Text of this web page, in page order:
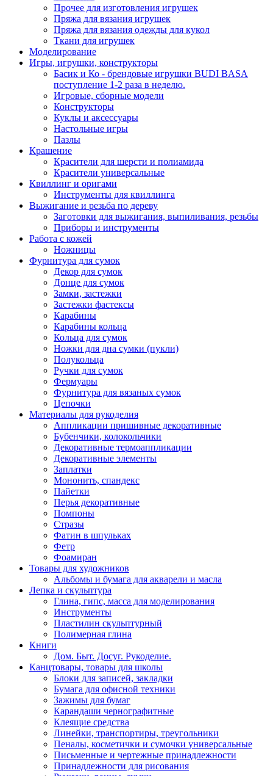
Прочее для изготовления игрушек
Пряжа для вязания игрушек
Пряжа для вязания одежды для кукол
Ткани для игрушек
Моделирование
Игры, игрушки, конструкторы
Басик и Ко - брендовые игрушки BUDI BASA
поступление 1-2 раза в неделю.
Игровые, сборные модели
Конструкторы
Куклы и аксессуары
Настольные игры
Пазлы
Крашение
Красители для шерсти и полиамида
Красители универсальные
Квиллинг и оригами
Инструменты для квиллинга
Выжигание и резьба по дереву
Заготовки для выжигания, выпиливания, резьбы
Приборы и инструменты
Работа с кожей
Ножницы
Фурнитура для сумок
Декор для сумок
Донце для сумок
Замки, застежки
Застежки фастексы
Карабины
Карабины кольца
Кольца для сумок
Ножки для дна сумки (пукли)
Полукольца
Ручки для сумок
Фермуары
Фурнитура для вязаных сумок
Цепочки
Материалы для рукоделия
Аппликации пришивные декоративные
Бубенчики, колокольчики
Декоративные термоаппликации
Декоративные элементы
Заплатки
Мононить, спандекс
Пайетки
Перья декоративные
Помпоны
Стразы
Фатин в шпульках
Фетр
Фоамиран
Товары для художников
Альбомы и бумага для акварели и масла
Лепка и скульптура
Глина, гипс, масса для моделирования
Инструменты
Пластилин скульптурный
Полимерная глина
Книги
Дом. Быт. Досуг. Рукоделие.
Канцтовары, товары для школы
Блоки для записей, закладки
Бумага для офисной техники
Зажимы для бумаг
Карандаши чернографитные
Клеящие средства
Линейки, транспортиры, треугольники
Пеналы, косметички и сумочки универсальные
Письменные и чертежные принадлежности
Принадлежности для рисования